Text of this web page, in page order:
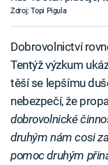
Zdroj: Topi Pigula
Dobrovolnictví
Tentýž výzkum
těší se lepšímu
nebezpečí, že
dobrovolnické
druhým nám cosi
pomoc druhým